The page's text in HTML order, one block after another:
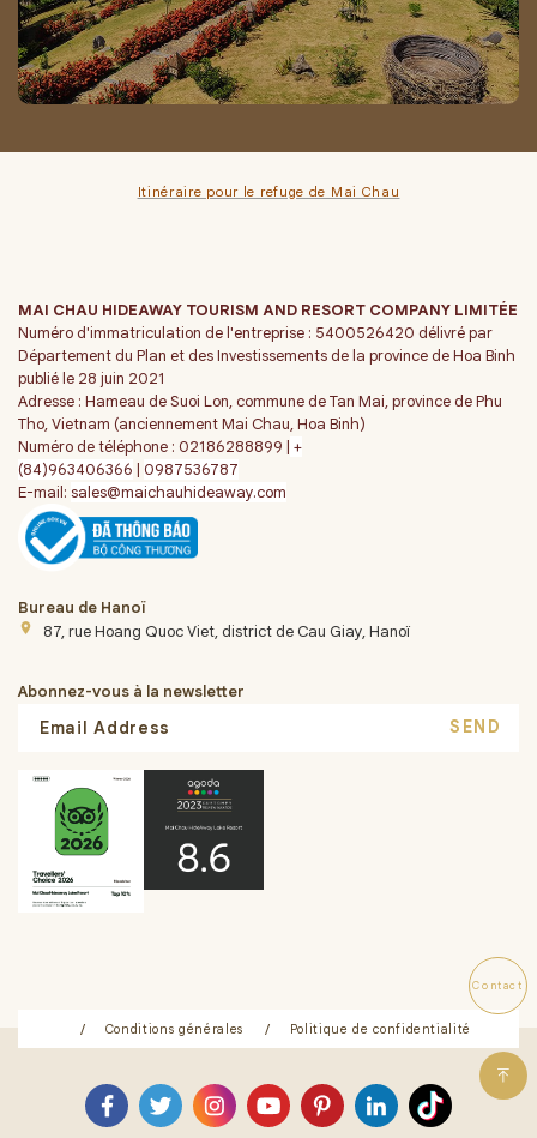
Contact
Itinéraire pour le refuge de Mai Chau
MAI CHAU HIDEAWAY TOURISM AND RESORT COMPANY LIMITÉE
Numéro d'immatriculation de l'entreprise : 5400526420 délivré par
Département du Plan et des Investissements de la province de Hoa Binh
publié le 28 juin 2021
Adresse : Hameau de Suoi Lon, commune de Tan Mai, province de Phu
Tho, Vietnam (anciennement Mai Chau, Hoa Binh)
Numéro de téléphone : 02186288899 | +
(84)963406366 | 0987536787
E-mail: sales@maichauhideaway.com
Bureau de Hanoï
place 87, rue Hoang Quoc Viet, district de Cau Giay, Hanoï
Abonnez-vous à la newsletter
SEND
Conditions générales Politique de confidentialité